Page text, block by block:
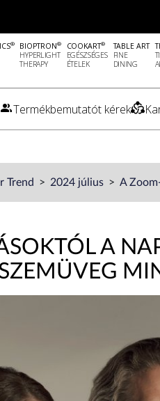
® BIOPTRON®
HYPERLIGHT
THERAPY
COOKART®
EGÉSZSÉGES
ÉTELEK
TABLE ART
FINE
DINING
Termékbemutatót kérek
Trend 2024 július A
A